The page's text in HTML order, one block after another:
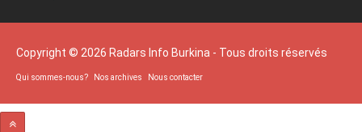
Copyright © 2026 Radars Info Burkina - Tous droits réservés
Qui sommes-nous? Nos archives Nous contacter